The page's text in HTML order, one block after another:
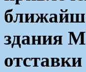
здания